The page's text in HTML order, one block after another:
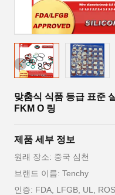
맞춤식 식품 등급 표준
FKM O 링
제품 세부 정보
원래 장소: 중국 심천
브랜드 이름: Tenchy
인증: FDA, LFGB, UL,